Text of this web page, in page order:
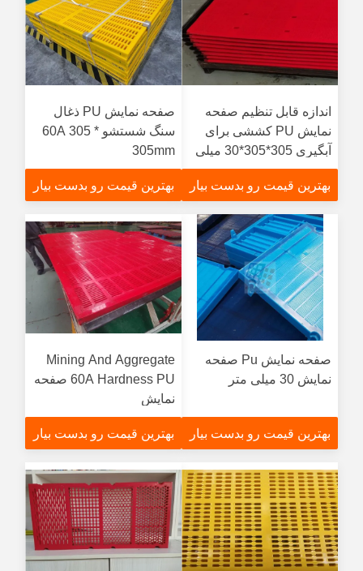
اندازه قابل تنظیم صفحه
نمایش PU کششی برای
آبگیری 305*305*30 میلی
متر
بهترین قیمت رو بدست بیار
صفحه نمایش PU ذغال
سنگ شستشو 60A 305 *
305mm
بهترین قیمت رو بدست بیار
صفحه نمایش Pu صفحه
نمایش 30 میلی متر
بهترین قیمت رو بدست بیار
Mining And Aggregate
60A Hardness PU صفحه
نمایش
بهترین قیمت رو بدست بیار